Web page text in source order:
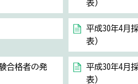
表）
平成30年4月
表）
合格者の発
平成30年4月
表）